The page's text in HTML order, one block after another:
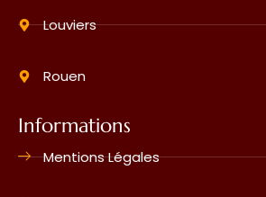
Informations
Mentions Légales
Louviers
Rouen